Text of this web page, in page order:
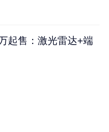
起售：激光雷达+端